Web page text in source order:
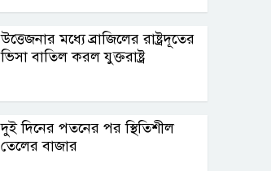
উত্তেজনার মধ্যে ব্রাজিলের রাষ্ট্রদূতের
ভিসা বাতিল করল যুক্তরাষ্ট্র
দুই দিনের পতনের পর স্থিতিশীল
তেলের বাজার